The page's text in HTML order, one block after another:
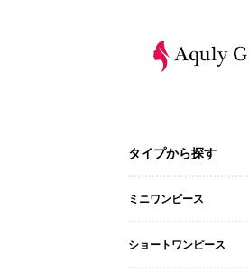
タイプから探す
ミニワンピース
ショートワンピース